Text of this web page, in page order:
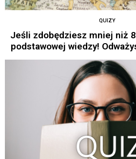
QUIZY
Jeśli zdobędziesz mniej niż
podstawowej wiedzy!